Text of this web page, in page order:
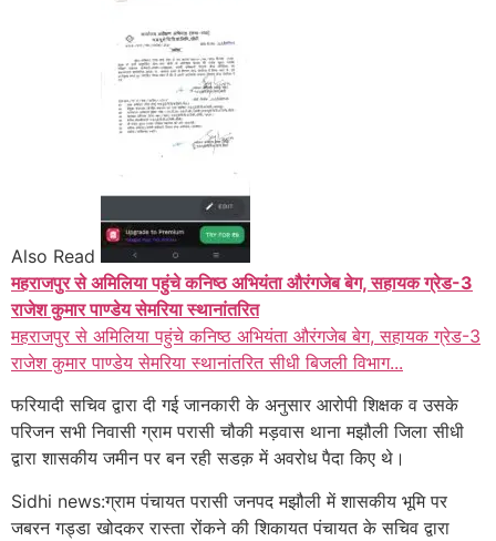
Also Read
महराजपुर से अमिलिया पहुंचे कनिष्ठ अभियंता औरंगजेब बेग, सहायक ग्रेड-3
राजेश कुमार पाण्डेय सेमरिया स्थानांतरित
महराजपुर से अमिलिया पहुंचे कनिष्ठ अभियंता औरंगजेब बेग, सहायक ग्रेड-3
राजेश कुमार पाण्डेय सेमरिया स्थानांतरित सीधी बिजली विभाग...
फरियादी सचिव द्वारा दी गई जानकारी के अनुसार आरोपी शिक्षक व उसके
परिजन सभी निवासी ग्राम परासी चौकी मड़वास थाना मझौली जिला सीधी
द्वारा शासकीय जमीन पर बन रही सडक़ में अवरोध पैदा किए थे।
Sidhi news:ग्राम पंचायत परासी जनपद मझौली में शासकीय भूमि पर
जबरन गड्डा खोदकर रास्ता रोंकने की शिकायत पंचायत के सचिव द्वारा